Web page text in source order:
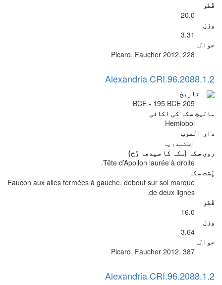
قُطر
20.0
وزن
3.31
حوالہ
Picard, Faucher 2012, 228
Alexandria CRI.96.2088.1.2
تاریخ
205 BCE - 195 BCE
مالیتِ سکہ کی اکائی
Hemiobol
دار الضرب
اسکندریہ
روی سکہ (سکہ کا سیدھا رُخ)
Tête d’Apollon laurée à droite.
پُشت سکہ
Faucon aux ailes fermées à gauche, debout sur sol marqué
de deux lignes.
قُطر
16.0
وزن
3.64
حوالہ
Picard, Faucher 2012, 387
Alexandria CRI.96.2088.1.2